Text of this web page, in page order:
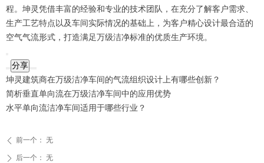
程。坤灵凭借丰富的经验和专业的技术团队，在充分了解客户需求、
生产工艺特点以及车间实际情况的基础上，为客户精心设计最合适的
空气气流形式，打造满足万级洁净标准的优质生产环境。
分享
坤灵建筑商在万级洁净车间的气流组织设计上有哪些创新？
简析垂直单向流在万级洁净车间中的应用优势
水平单向流洁净车间适用于哪些行业？
ꄴ 前一个： 无
ꄲ 后一个： 无